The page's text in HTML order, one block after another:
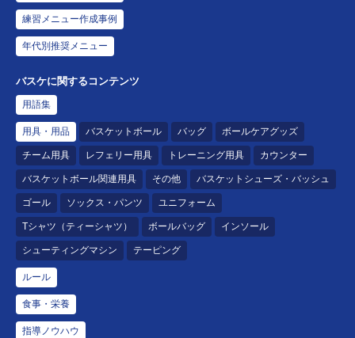
練習メニュー作成事例
年代別推奨メニュー
バスケに関するコンテンツ
用語集
用具・用品 バスケットボール バッグ ボールケアグッズ
チーム用具 レフェリー用具 トレーニング用具 カウンター
バスケットボール関連用具 その他 バスケットシューズ・バッシュ
ゴール ソックス・パンツ ユニフォーム
Tシャツ（ティーシャツ） ボールバッグ インソール
シューティングマシン テーピング
ルール
食事・栄養
指導ノウハウ